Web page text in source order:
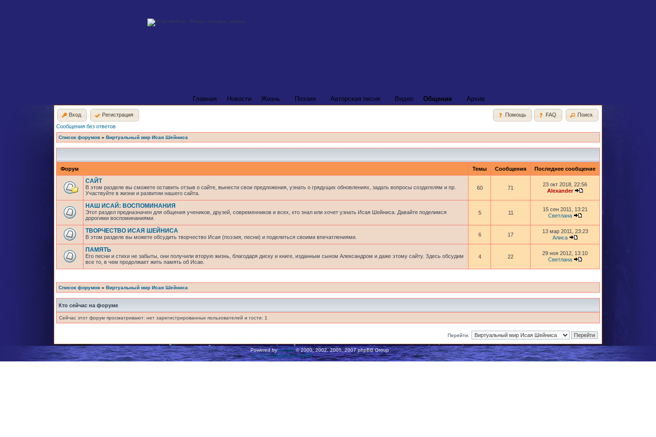
Главная Новости Жизнь Поэзия Авторская песня Видео Общение Архив
Вход Регистрация Помощь FAQ
Поиск
Сообщения без ответов
Список форумов » Виртуальный мир Исая Шейниса
Форум Темы Сообщения Последнее сообщение
САЙТ
В этом разделе вы сможете оставить отзыв о сайте, вынести свои предложения, узнать о грядущих обновлениях, задать вопросы создателям и пр.
Участвуйте в жизни и развитии нашего сайта.
60 71
23 окт 2018, 22:56
Alexander
НАШ ИСАЙ: ВОСПОМИНАНИЯ
Этот раздел предназначен для общения учеников, друзей, современников и всех, кто знал или хочет узнать Исая Шейниса. Давайте поделимся
дорогими воспоминаниями.
5 11
15 сен 2011, 13:21
Светлана
ТВОРЧЕСТВО ИСАЯ ШЕЙНИСА
В этом разделе вы можете обсудить творчество Исая (поэзия, песни) и поделиться своими впечатлениями. 6 17
13 мар 2011, 23:23
Алиса
ПАМЯТЬ
Его песни и стихи не забыты, они получили вторую жизнь, благодаря диску и книге, изданным сыном Александром и даже этому сайту. Здесь обсудим
все то, в чем продолжает жить память об Исае.
4 22
29 ноя 2012, 13:10
Светлана
Список форумов » Виртуальный мир Исая Шейниса
Кто сейчас на форуме
Сейчас этот форум просматривают: нет зарегистрированных пользователей и гости: 1
Перейти:
Powered byphpBB© 2000, 2002, 2005, 2007 phpBB Group
Русская поддержка phpBB